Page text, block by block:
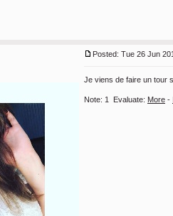
Posted: Tue 26 Jun
Je viens de faire un tour
Note: 1 Evaluate: More -